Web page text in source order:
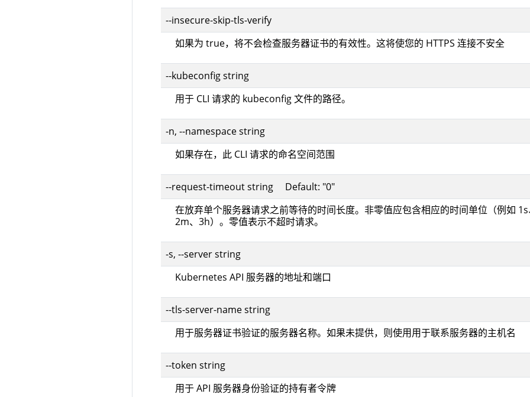
--insecure-skip-tls-verify
如果为 true，将不会检查服务器证书的有效性。这将使您的 HTTPS 连接不安全
--kubeconfig string
用于 CLI 请求的 kubeconfig 文件的路径。
-n, --namespace string
如果存在，此 CLI 请求的命名空间范围
--request-timeout string Default: "0"
在放弃单个服务器请求之前等待的时间长度。非零值应包含相应的时间单位（例如
2m、3h）。零值表示不超时请求。
-s, --server string
Kubernetes API 服务器的地址和端口
--tls-server-name string
用于服务器证书验证的服务器名称。如果未提供，则使用用于联系服务器的主机名
--token string
用于 API 服务器身份验证的持有者令牌